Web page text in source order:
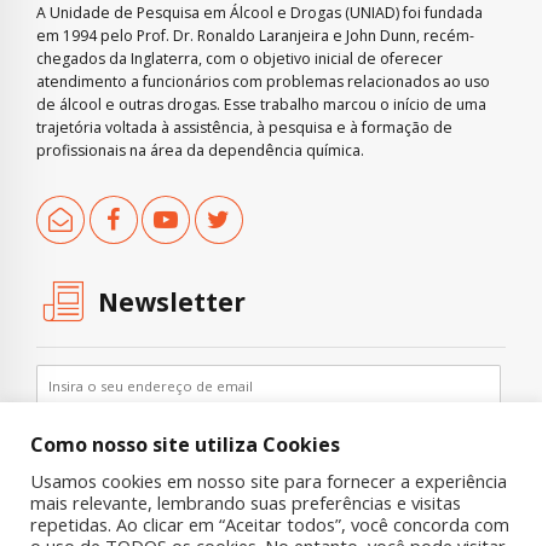
A Unidade de Pesquisa em Álcool e Drogas (UNIAD) foi fundada
em 1994 pelo Prof. Dr. Ronaldo Laranjeira e John Dunn, recém-
chegados da Inglaterra, com o objetivo inicial de oferecer
atendimento a funcionários com problemas relacionados ao uso
de álcool e outras drogas. Esse trabalho marcou o início de uma
trajetória voltada à assistência, à pesquisa e à formação de
profissionais na área da dependência química.
Newsletter
Como nosso site utiliza Cookies
Usamos cookies em nosso site para fornecer a experiência
mais relevante, lembrando suas preferências e visitas
repetidas. Ao clicar em “Aceitar todos”, você concorda com